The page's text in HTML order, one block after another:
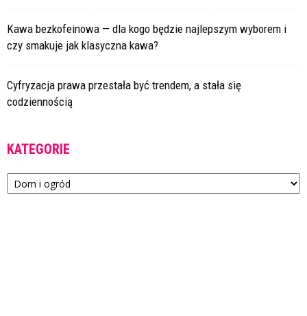
Kawa bezkofeinowa — dla kogo będzie najlepszym wyborem i
czy smakuje jak klasyczna kawa?
Cyfryzacja prawa przestała być trendem, a stała się
codziennością
KATEGORIE
Kategorie